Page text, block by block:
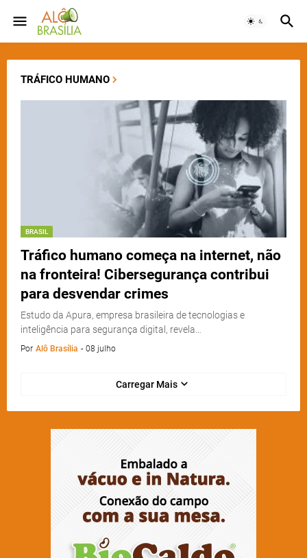
TRÁFICO HUMANO
BRASIL
Tráfico humano começa na internet, não
na fronteira! Cibersegurança contribui
para desvendar crimes
Estudo da Apura, empresa brasileira de tecnologias e
inteligência para segurança digital, revela…
Por Alô Brasília - 08 julho
Carregar Mais